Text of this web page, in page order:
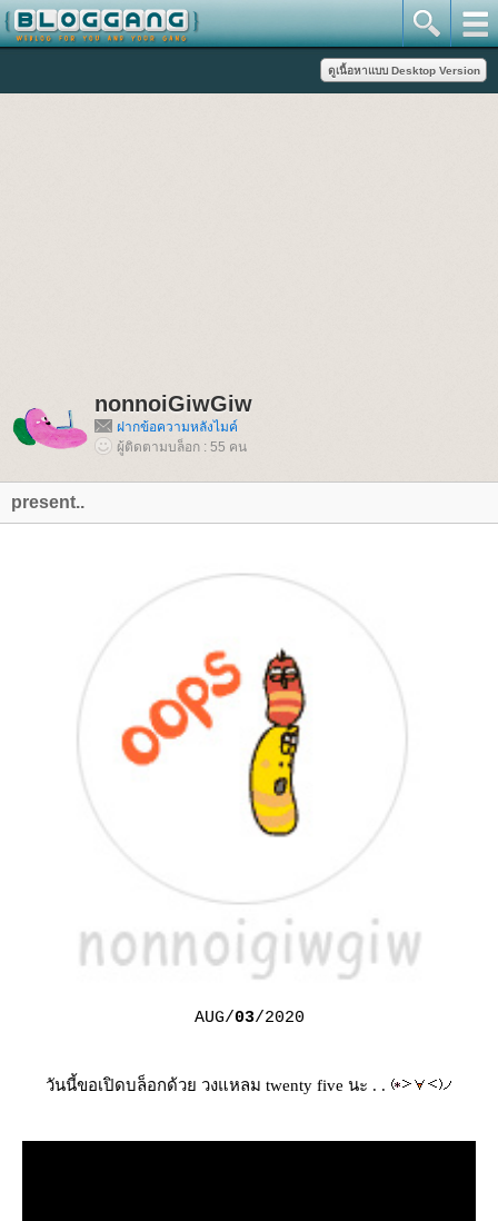
nonnoiGiwGiw
ฝากข้อความหลังไมค์
ผู้ติดตามบล็อก : 55 คน
present..
AUG/03/2020
วันนี้ขอเปิดบล็อกด้วย วงแหลม twenty five นะ . .